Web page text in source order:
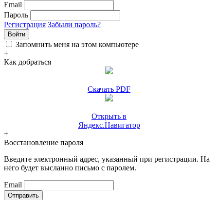
Email
Пароль
Регистрация Забыли пароль?
Войти
Запомнить меня на этом компьютере
+
Как добраться
Скачать PDF
Открыть в
Яндекс.Навигатор
+
Восстановление пароля
Введите электронный адрес, указанный при регистрации. На
него будет высланно письмо с паролем.
Email